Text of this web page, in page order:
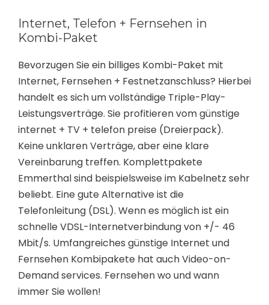
Internet, Telefon + Fernsehen in
Kombi-Paket
Bevorzugen Sie ein billiges Kombi-Paket mit
Internet, Fernsehen + Festnetzanschluss? Hierbei
handelt es sich um vollständige Triple-Play-
Leistungsverträge. Sie profitieren vom günstige
internet + TV + telefon preise (Dreierpack).
Keine unklaren Verträge, aber eine klare
Vereinbarung treffen. Komplettpakete
Emmerthal sind beispielsweise im Kabelnetz sehr
beliebt. Eine gute Alternative ist die
Telefonleitung (DSL). Wenn es möglich ist ein
schnelle VDSL-Internetverbindung von +/- 46
Mbit/s. Umfangreiches günstige Internet und
Fernsehen Kombipakete hat auch Video-on-
Demand services. Fernsehen wo und wann
immer Sie wollen!